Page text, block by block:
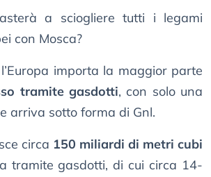
a sciogliere tutti i legami
con Mosca?
importa la maggior parte
tramite gasdotti, con solo una
arriva sotto forma di Gnl.
circa 150 miliardi di metri cubi
tramite gasdotti, di cui circa 14-